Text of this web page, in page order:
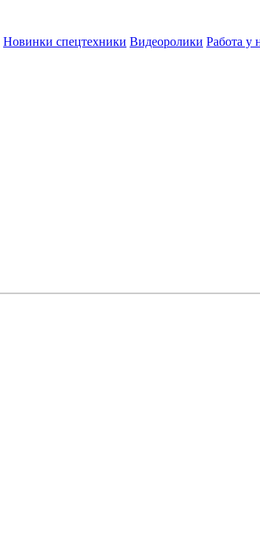
Новинки спецтехники Видеоролики Работа у